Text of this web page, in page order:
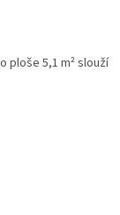
ploše 5,1 m² slouží